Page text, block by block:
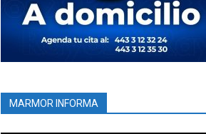
MARMOR INFORMA